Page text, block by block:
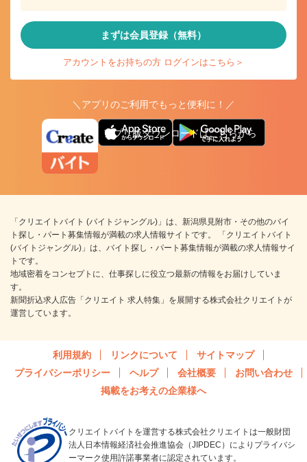
まずは会員登録（無料）
アカウントをお持ちの方 ログインはこちら＞
＼アプリのご利用でもっと便利に！／
アプリ版ダウンロードはこちらから
「クリエイトバイト (バイトジャングル)」は、新潟県見附市・その他のバイ
ト探し・パート募集情報が満載の求人情報サイトです。 「クリエイトバイト
(バイトジャングル)」は、バイト探し・パート募集情報が満載の求人情報サイ
トです。
地域密着をコンセプトに、仕事探しに役立つ最新の情報をお届けしていま
す。
新聞折込求人広告「クリエイト 求人特集」を展開する株式会社クリエイトが
運営しています。
利用規約 リンクについて
サイトマップ
プライバシーポリシー
ヘルプ 会社概要
お問い合わせ
掲載をお考えの企業様へ
クリエイトバイトを運営する株式会社クリエイトは一般財団
法人日本情報経済社会推進協会（JIPDEC）によりプライバシ
ーマーク使用許諾事業者に認定されています。